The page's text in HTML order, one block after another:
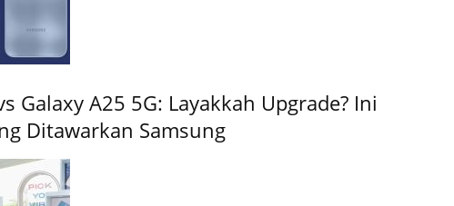
Galaxy A25 5G: Layakkah Upgrade? Ini
Ditawarkan Samsung